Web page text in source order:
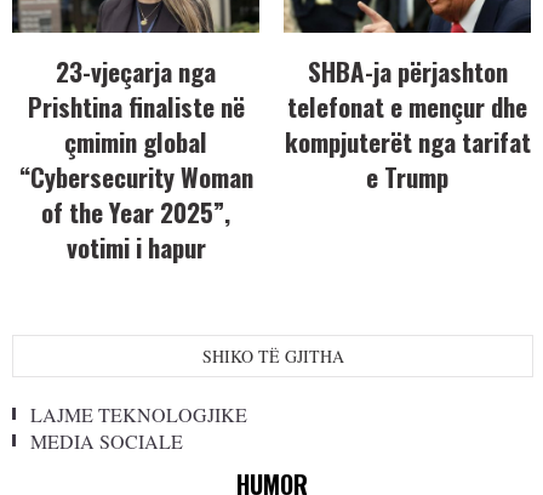
23-vjeçarja nga
Prishtina finaliste në
çmimin global
“Cybersecurity Woman
of the Year 2025”,
votimi i hapur
SHBA-ja përjashton
telefonat e mençur dhe
kompjuterët nga tarifat
e Trump
SHIKO TË GJITHA
LAJME TEKNOLOGJIKE
MEDIA SOCIALE
HUMOR